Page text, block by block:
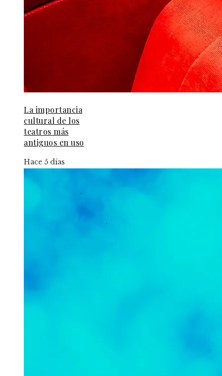
La importancia
cultural de los
teatros más
antiguos en uso
Hace 5 días